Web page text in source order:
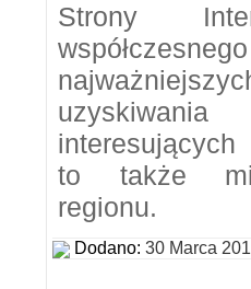
Strony
to także
regionu.
Dodano: 30 Marca